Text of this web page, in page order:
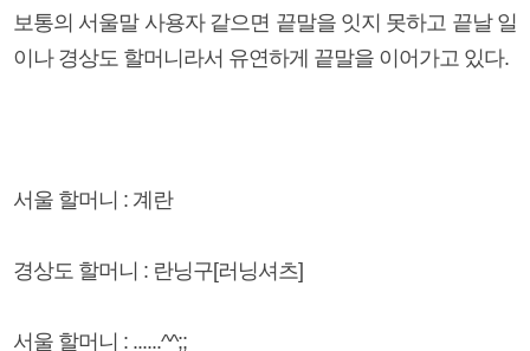
보통의 서울말 사용자 같으면 끝말을 잇지 못하고 끝날 일
이나 경상도 할머니라서 유연하게 끝말을 이어가고 있다.
서울 할머니 : 계란
경상도 할머니 : 란닝구[러닝셔츠]
서울 할머니 : ......^^;;